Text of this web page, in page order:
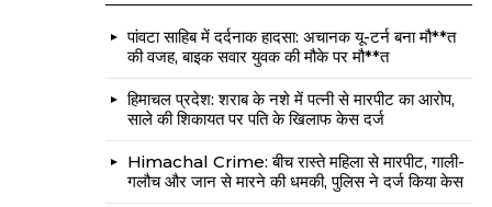
पांवटा साहिब में दर्दनाक हादसा: अचानक यू-टर्न बना मौ**त
की वजह, बाइक सवार युवक की मौके पर मौ**त
हिमाचल प्रदेश: शराब के नशे में पत्नी से मारपीट का आरोप,
साले की शिकायत पर पति के खिलाफ केस दर्ज
Himachal Crime: बीच रास्ते महिला से मारपीट, गाली-
गलौच और जान से मारने की धमकी, पुलिस ने दर्ज किया केस